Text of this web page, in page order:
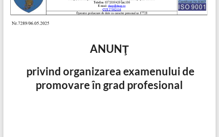
ANUNŢ
privind organizarea examenului de
promovare în grad profesional